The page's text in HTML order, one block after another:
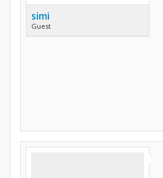
simi
Guest